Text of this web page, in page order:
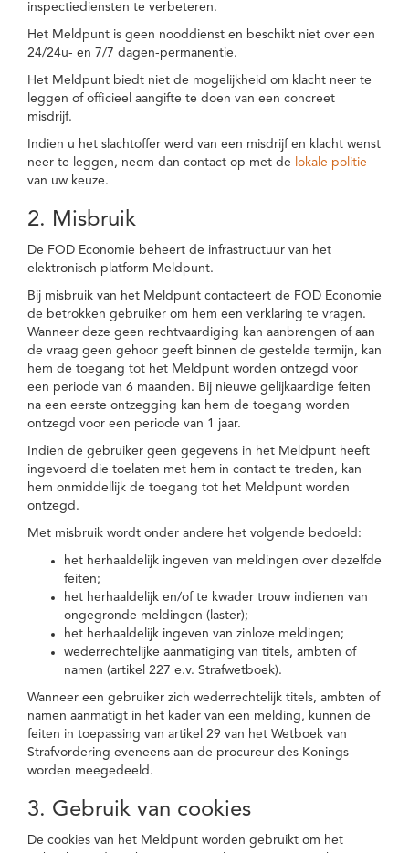
inspectiediensten te verbeteren.
Het Meldpunt is geen nooddienst en beschikt niet over een
24/24u- en 7/7 dagen-permanentie.
Het Meldpunt biedt niet de mogelijkheid om klacht neer te
leggen of officieel aangifte te doen van een concreet
misdrijf.
Indien u het slachtoffer werd van een misdrijf en klacht wenst
neer te leggen, neem dan contact op met de lokale politie
van uw keuze.
2. Misbruik
De FOD Economie beheert de infrastructuur van het
elektronisch platform Meldpunt.
Bij misbruik van het Meldpunt contacteert de FOD Economie
de betrokken gebruiker om hem een verklaring te vragen.
Wanneer deze geen rechtvaardiging kan aanbrengen of aan
de vraag geen gehoor geeft binnen de gestelde termijn, kan
hem de toegang tot het Meldpunt worden ontzegd voor
een periode van 6 maanden. Bij nieuwe gelijkaardige feiten
na een eerste ontzegging kan hem de toegang worden
ontzegd voor een periode van 1 jaar.
Indien de gebruiker geen gegevens in het Meldpunt heeft
ingevoerd die toelaten met hem in contact te treden, kan
hem onmiddellijk de toegang tot het Meldpunt worden
ontzegd.
Met misbruik wordt onder andere het volgende bedoeld:
het herhaaldelijk ingeven van meldingen over dezelfde
feiten;
het herhaaldelijk en/of te kwader trouw indienen van
ongegronde meldingen (laster);
het herhaaldelijk ingeven van zinloze meldingen;
wederrechtelijke aanmatiging van titels, ambten of
namen (artikel 227 e.v. Strafwetboek).
Wanneer een gebruiker zich wederrechtelijk titels, ambten of
namen aanmatigt in het kader van een melding, kunnen de
feiten in toepassing van artikel 29 van het Wetboek van
Strafvordering eveneens aan de procureur des Konings
worden meegedeeld.
3. Gebruik van cookies
De cookies van het Meldpunt worden gebruikt om het